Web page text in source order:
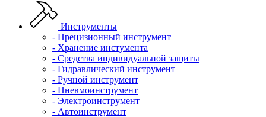
Инструменты
- Прецизионный инструмент
- Хранение инстумента
- Средства индивидуальной защиты
- Гидравлический инструмент
- Ручной инструмент
- Пневмоинструмент
- Электроинструмент
- Автоинструмент